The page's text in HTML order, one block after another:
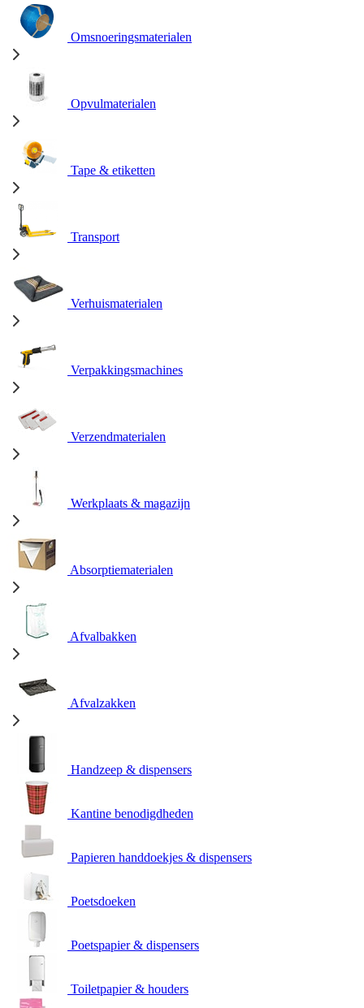
Omsnoeringsmaterialen
Opvulmaterialen
Tape & etiketten
Transport
Verhuismaterialen
Verpakkingsmachines
Verzendmaterialen
Werkplaats & magazijn
Absorptiematerialen
Afvalbakken
Afvalzakken
Handzeep & dispensers
Kantine benodigdheden
Papieren handdoekjes & dispensers
Poetsdoeken
Poetspapier & dispensers
Toiletpapier & houders